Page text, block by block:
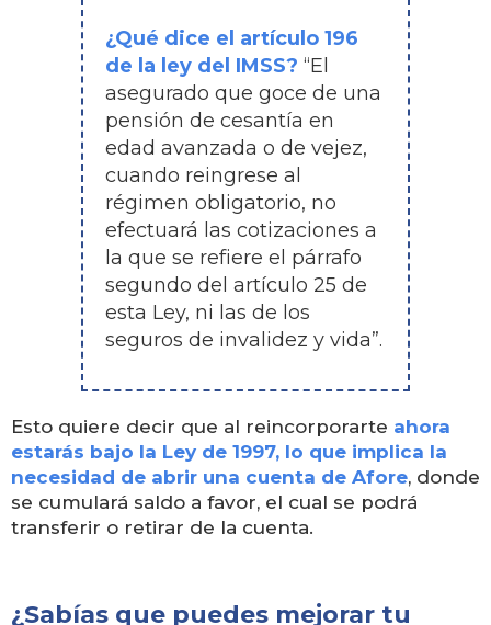
¿Qué dice el artículo 196
de la ley del IMSS? “El
asegurado que goce de una
pensión de cesantía en
edad avanzada o de vejez,
cuando reingrese al
régimen obligatorio, no
efectuará las cotizaciones a
la que se refiere el párrafo
segundo del artículo 25 de
esta Ley, ni las de los
seguros de invalidez y vida”.
Esto quiere decir que al reincorporarte ahora
estarás bajo la Ley de 1997, lo que implica la
necesidad de abrir una cuenta de Afore, donde
se cumulará saldo a favor, el cual se podrá
transferir o retirar de la cuenta.
¿Sabías que puedes mejorar tu